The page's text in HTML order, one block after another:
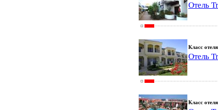
Отель
Класс
Отель
Класс